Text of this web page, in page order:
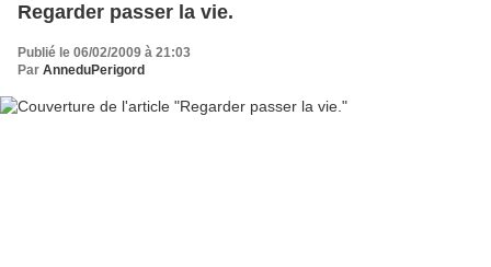
Regarder passer la vie.
Publié le 06/02/2009 à 21:03
Par AnneduPerigord